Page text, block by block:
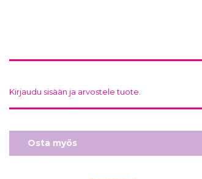
Kirjaudu sisään ja arvostele tuote.
Osta myös